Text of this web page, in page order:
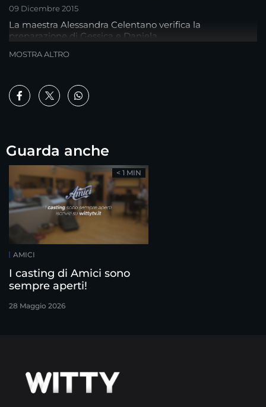
09 Dicembre 2015
La maestra Alessandra Celentano verifica la
preparazione di Gessica e Daniela.
MOSTRA ALTRO
Guarda anche
AMICI
I casting di Amici sono
sempre aperti!
28 Maggio 2026
< 1 MIN